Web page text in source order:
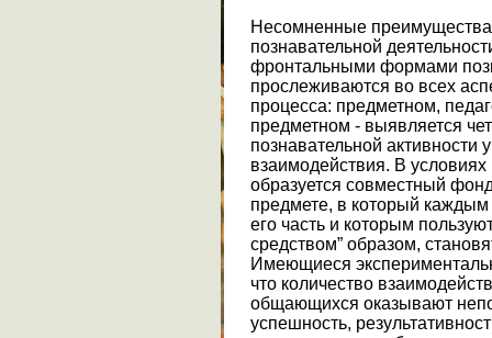
Несомненные
познавательной
фронтальными формами
прослеживаются во всех
процесса: предметном,
предметном - выявляется
познавательной активности
взаимодействия. В
образуется совместный
предмете, в который
его часть и которым
средством” образом,
Имеющиеся
что количество
общающихся оказывают
успешность,